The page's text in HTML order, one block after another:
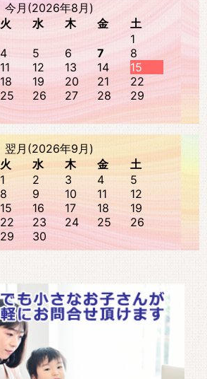
今月(2026年8月)
火 水 木 金
土
1
4 5 6 7
8
11 12 13 14
15
18 19 20 21
22
25 26 27 28
29
翌月(2026年9月)
火 水 木 金
土
1
2 3 4
5
8 9 10 11
12
15 16 17 18
19
22 23 24 25
26
29 30